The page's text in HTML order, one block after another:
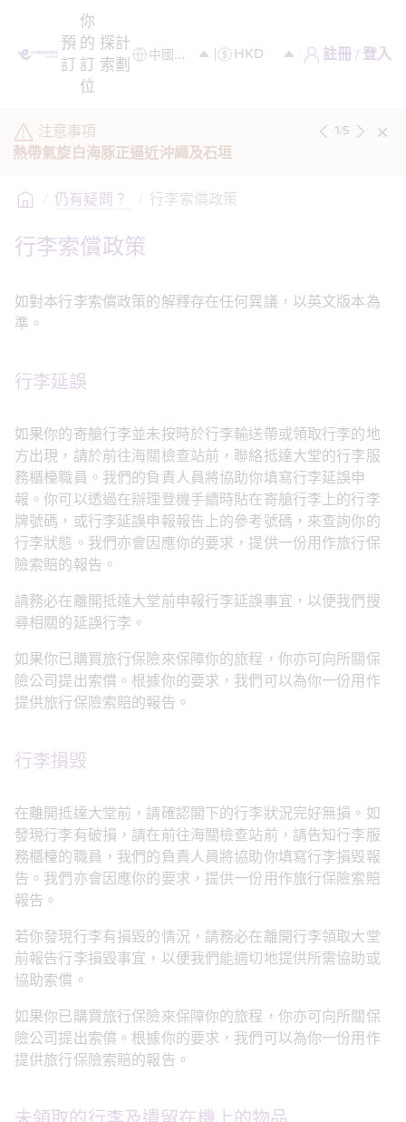
預
訂
你
的
訂
位
探
索
計
劃
註冊 / 登入
注意事項
熱帶氣旋白海豚正逼近沖繩及石垣
1/5
/ 仍有疑問？ / 行李索償政策
行李索償政策
如對本行李索償政策的解釋存在任何異議，以英文版本為
準。
行李延誤
如果你的寄艙行李並未按時於行李輸送帶或領取行李的地
方出現，請於前往海關檢查站前，聯絡抵達大堂的行李服
務櫃檯職員。我們的負責人員將協助你填寫行李延誤申
報。你可以透過在辦理登機手續時貼在寄艙行李上的行李
牌號碼，或行李延誤申報報告上的參考號碼，來查詢你的
行李狀態。我們亦會因應你的要求，提供一份用作旅行保
險索賠的報告。
請務必在離開抵達大堂前申報行李延誤事宜，以便我們搜
尋相關的延誤行李。
如果你已購買旅行保險來保障你的旅程，你亦可向所關保
險公司提出索償。根據你的要求，我們可以為你一份用作
提供旅行保險索賠的報告。
行李損毁
在離開抵達大堂前，請確認閣下的行李狀況完好無損。如
發現行李有破損，請在前往海關檢查站前，請告知行李服
務櫃檯的職員，我們的負責人員將協助你填寫行李損毁報
告。我們亦會因應你的要求，提供一份用作旅行保險索賠
報告。
若你發現行李有損毀的情況，請務必在離開行李領取大堂
前報告行李損毀事宜，以便我們能適切地提供所需協助或
協助索償。
如果你已購買旅行保險來保障你的旅程，你亦可向所關保
險公司提出索償。根據你的要求，我們可以為你一份用作
提供旅行保險索賠的報告。